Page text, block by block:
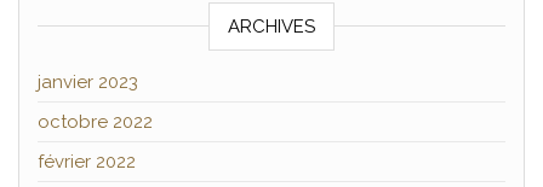
ARCHIVES
janvier 2023
octobre 2022
février 2022